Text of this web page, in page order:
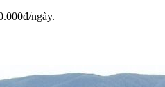
ngày.